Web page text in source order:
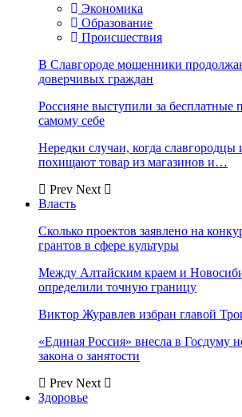
Экономика
Образование
Происшествия
В Славгороде мошенники
доверчивых граждан
Россияне выступили за бесплатные
самому себе
Нередки случаи, когда славгородцы
похищают товар из магазинов и…
Prev Next
Власть
Сколько проектов заявлено на
грантов в сфере культуры
Между Алтайским краем и
определили точную границу
Виктор Журавлев избран главой
«Единая Россия» внесла в Госдуму
закона о занятости
Prev Next
Здоровье